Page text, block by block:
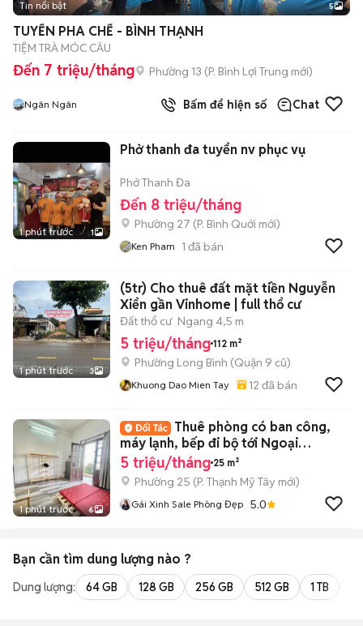
Tin nổi bật 5
TUYỂN PHA CHẾ - BÌNH THẠNH
TIỆM TRÀ MÓC CÂU
Đến 7 triệu/tháng Phường 13 (P. Bình Lợi Trung mới)
Ngân Ngân Bấm để hiện số Chat
1 phút trước 1
Phở thanh đa tuyển nv phục vụ
Phở Thanh Đa
Đến 8 triệu/tháng
Phường 27 (P. Bình Quới mới)
Ken Pham 1 đã bán
1 phút trước 3
(5tr) Cho thuê đất mặt tiền Nguyễn
Xiển gần Vinhome | full thổ cư
Đất thổ cư Ngang 4,5 m
5 triệu/tháng 112 m²
Phường Long Bình (Quận 9 cũ)
Khuong Dao Mien Tay 12 đã bán
1 phút trước 6
Thuê phòng có ban công,
máy lạnh, bếp đi bộ tới Ngoại
Thương, GTVT
5 triệu/tháng 25 m²
Phường 25 (P. Thạnh Mỹ Tây mới)
Gái Xinh Sale Phòng Đẹp 5.0
Bạn cần tìm dung lượng nào ?
Dung lượng: 64 GB 128 GB 256 GB 512 GB 1 TB